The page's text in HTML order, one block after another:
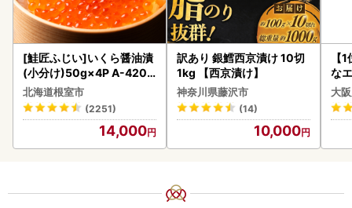
[鮭匠ふじい]いくら醤油漬
(小分け)50g×4P A-4209
5
北海道根室市
(2251)
14,000
訳あり 銀鱈西京漬け 10切
1kg 【西京漬け】
神奈川県藤沢市
(14)
10,000
【
な
大